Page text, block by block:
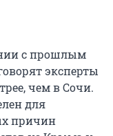
с прошлым
эксперты
чем в Сочи.
для
причин